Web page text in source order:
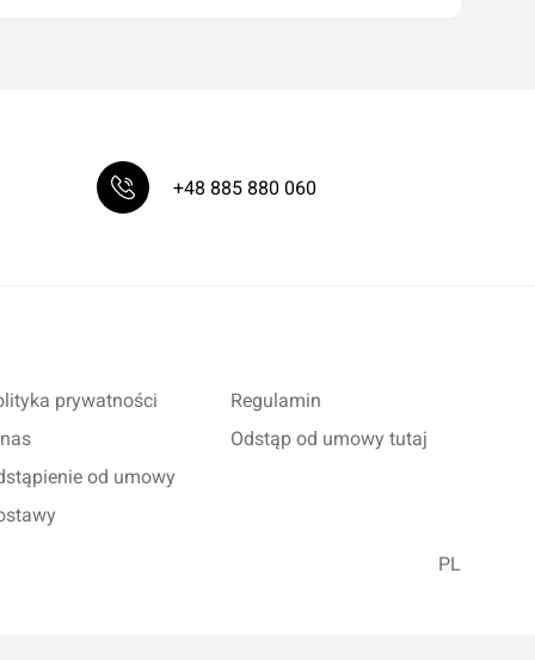
+48 885 880 060
prywatności
od umowy
Regulamin
Odstąp od umowy tutaj
PL